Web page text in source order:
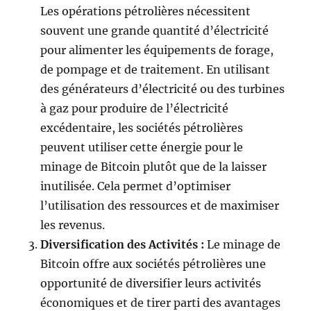
Les opérations pétrolières nécessitent
souvent une grande quantité d’électricité
pour alimenter les équipements de forage,
de pompage et de traitement. En utilisant
des générateurs d’électricité ou des turbines
à gaz pour produire de l’électricité
excédentaire, les sociétés pétrolières
peuvent utiliser cette énergie pour le
minage de Bitcoin plutôt que de la laisser
inutilisée. Cela permet d’optimiser
l’utilisation des ressources et de maximiser
les revenus.
Diversification des Activités : Le minage de
Bitcoin offre aux sociétés pétrolières une
opportunité de diversifier leurs activités
économiques et de tirer parti des avantages